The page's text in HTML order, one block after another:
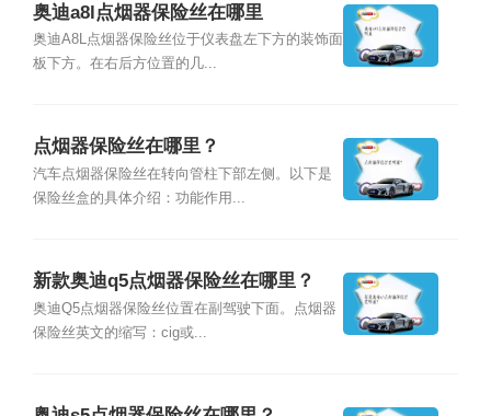
奥迪a8l点烟器保险丝在哪里
奥迪A8L点烟器保险丝位于仪表盘左下方的装饰面
板下方。在右后方位置的几...
点烟器保险丝在哪里？
汽车点烟器保险丝在转向管柱下部左侧。以下是
保险丝盒的具体介绍：功能作用...
新款奥迪q5点烟器保险丝在哪里？
奥迪Q5点烟器保险丝位置在副驾驶下面。点烟器
保险丝英文的缩写：cig或...